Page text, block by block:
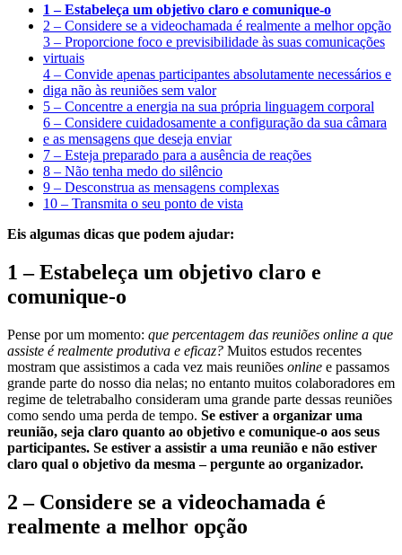
1 – Estabeleça um objetivo claro e comunique-o
2 – Considere se a videochamada é realmente a melhor opção
3 – Proporcione foco e previsibilidade às suas comunicações
virtuais
4 – Convide apenas participantes absolutamente necessários e
diga não às reuniões sem valor
5 – Concentre a energia na sua própria linguagem corporal
6 – Considere cuidadosamente a configuração da sua câmara
e as mensagens que deseja enviar
7 – Esteja preparado para a ausência de reações
8 – Não tenha medo do silêncio
9 – Desconstrua as mensagens complexas
10 – Transmita o seu ponto de vista
Eis algumas dicas que podem ajudar:
1 – Estabeleça um objetivo claro e
comunique-o
Pense por um momento: que percentagem das reuniões online a que
assiste é realmente produtiva e eficaz? Muitos estudos recentes
mostram que assistimos a cada vez mais reuniões online e passamos
grande parte do nosso dia nelas; no entanto muitos colaboradores em
regime de teletrabalho consideram uma grande parte dessas reuniões
como sendo uma perda de tempo. Se estiver a organizar uma
reunião, seja claro quanto ao objetivo e comunique-o aos seus
participantes. Se estiver a assistir a uma reunião e não estiver
claro qual o objetivo da mesma – pergunte ao organizador.
2 – Considere se a videochamada é
realmente a melhor opção